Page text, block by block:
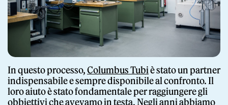
Shop
In questo processo,Columbus Tubiè stato un partner
indispensabile e sempre disponibile al confronto. Il
loro aiuto è stato fondamentale per raggiungere gli
obbiettivi che avevamo in testa. Negli anni abbiamo